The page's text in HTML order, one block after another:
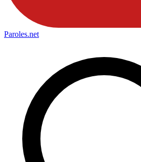
Paroles.net